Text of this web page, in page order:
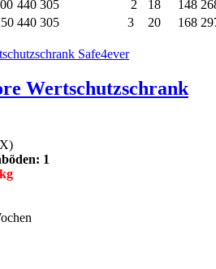
440 305 2 18 148
440 305 3 20 168
Wertschutzschrank
)
1